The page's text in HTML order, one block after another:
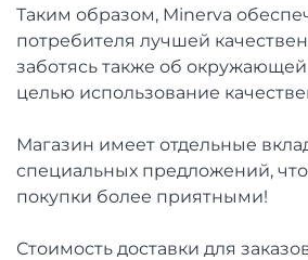
Таким образом, Minerva
потребителя лучшей
заботясь также об
целью использование
Магазин имеет отдельные
специальных предложений,
покупки более приятными!
Стоимость доставки для